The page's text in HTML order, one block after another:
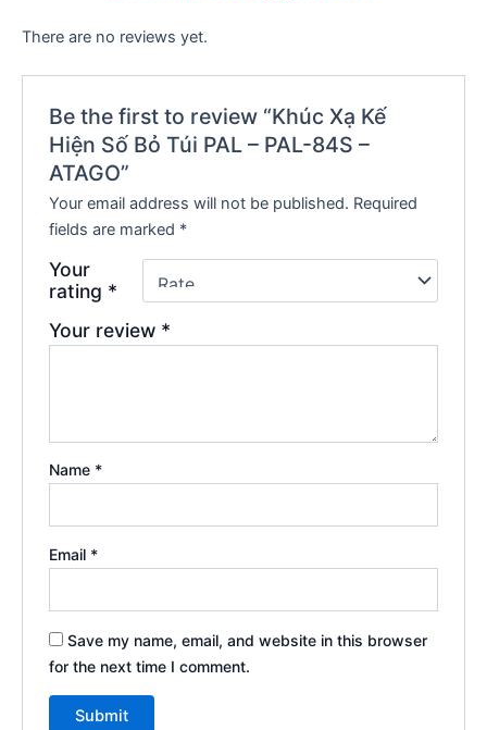
There are no reviews yet.
Be the first to review “Khúc Xạ Kế
Hiện Số Bỏ Túi PAL – PAL-84S –
ATAGO”
Your email address will not be published. Required
fields are marked *
Your
rating *
Your review *
Name *
Email *
Save my name, email, and website in this browser
for the next time I comment.